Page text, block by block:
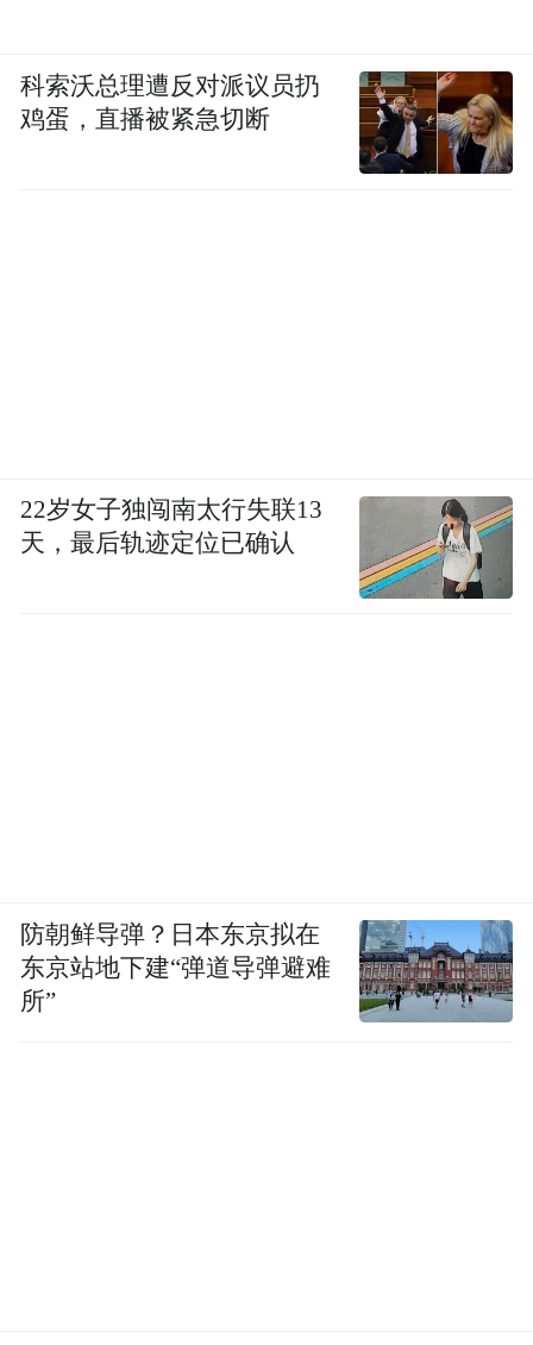
科索沃总理遭反对派议员扔
鸡蛋，直播被紧急切断
22岁女子独闯南太行失联13
天，最后轨迹定位已确认
防朝鲜导弹？日本东京拟在
东京站地下建“弹道导弹避难
所”